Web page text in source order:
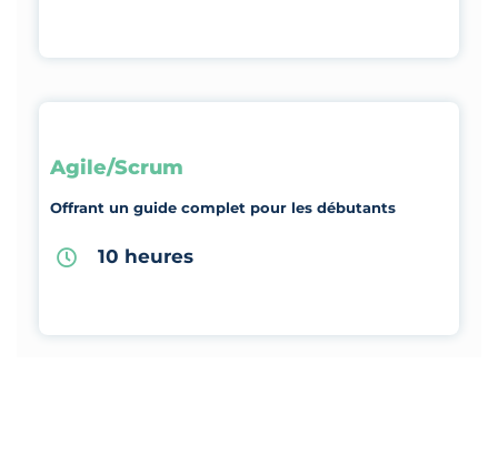
Agile/Scrum
Offrant un guide complet pour les débutants
10 heures